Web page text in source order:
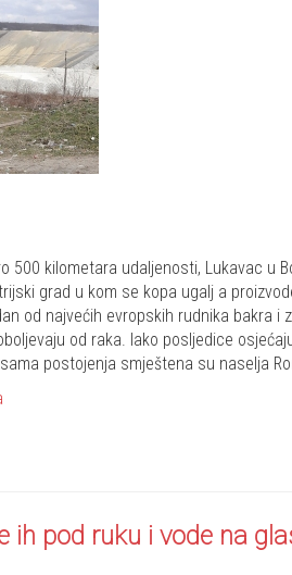
500 kilometara udaljenosti, Lukavac u
grad u kom se kopa ugalj a
od najvećih evropskih rudnika bakra i
od raka. Iako posljedice
postojenja smještena su naselja
ih pod ruku i vode na